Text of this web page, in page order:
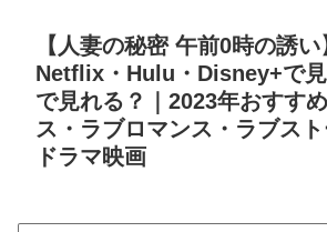
【人妻の秘密 午前0時の誘
Netflix・Hulu・Disney+で
で見れる？｜2023年おすす
ス・ラブロマンス・ラブス
ドラマ映画